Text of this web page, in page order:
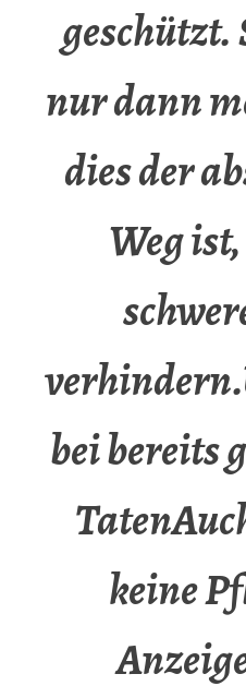
geschützt.
nur dann
dies der
Weg
bei bereits
keine